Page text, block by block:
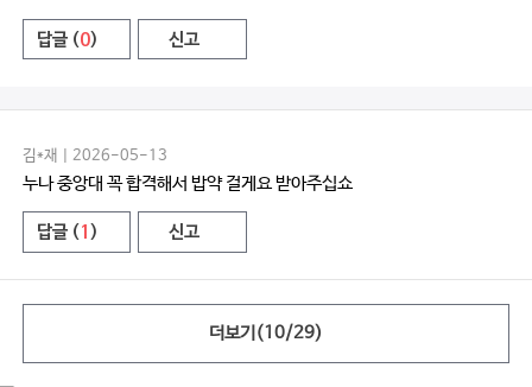
답글 (0) 신고
김*재 | 2026-05-13
누나 중앙대 꼭 합격해서 밥약 걸게요 받아주십쇼
답글 (1 ) 신고
더보기(10/29)